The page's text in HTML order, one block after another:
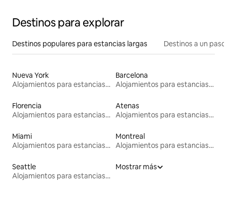
Destinos para explorar
Destinos populares para estancias largas Destinos a un
Nueva York
Alojamientos para estancias largas
Barcelona
Alojamientos para estancias largas
Florencia
Alojamientos para estancias largas
Atenas
Alojamientos para estancias largas
Miami
Alojamientos para estancias largas
Montreal
Alojamientos para estancias largas
Seattle
Alojamientos para estancias largas
Mostrar más